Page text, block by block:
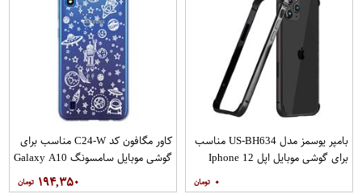
بامپر یوسمز مدل US-BH634 مناسب
برای گوشی موبایل اپل Iphone 12
۰
کاور مگافون کد C24-W مناسب برای
گوشی موبایل سامسونگ Galaxy A10
۱۹۴,۳۵۰